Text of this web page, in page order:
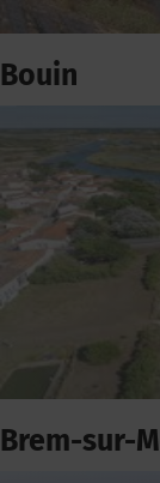
Bouin
Brem-sur-